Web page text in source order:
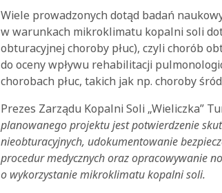
Wiele prowadzonych dotąd badań
w warunkach mikroklimatu kopalni soli
obturacyjnej choroby płuc), czyli chorób
do oceny wpływu rehabilitacji
chorobach płuc, takich jak np. choroby
Prezes Zarządu Kopalni Soli „Wieliczka”
planowanego projektu jest potwierdzenie
nieobturacyjnych, udokumentowanie
procedur medycznych oraz opracowywanie
o wykorzystanie mikroklimatu kopalni soli.